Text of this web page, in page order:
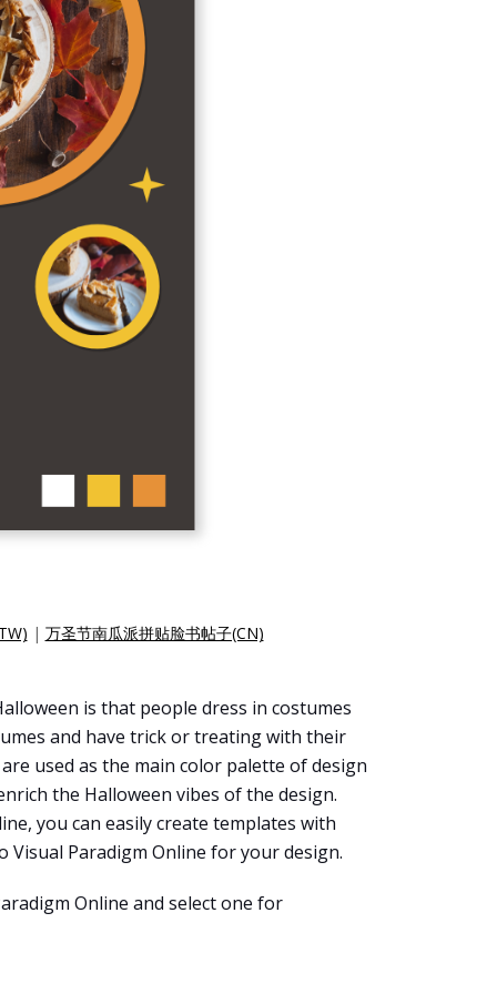
| 万圣节南瓜派拼贴脸书帖子(CN)
is that people dress in costumes
and have trick or treating with their
used as the main color palette of design
the Halloween vibes of the design.
you can easily create templates with
Visual Paradigm Online for your design.
Online and select one for